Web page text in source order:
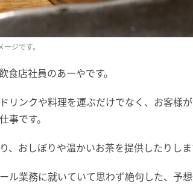
ジです。
食店社員のあーやです。
リンクや料理を運ぶだけでなく、お客様
事です。
、おしぼりや温かいお茶を提供したりしま
ル業務に就いていて思わず絶句した、予想